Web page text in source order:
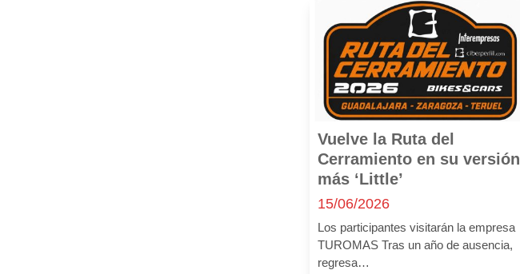
Vuelve la Ruta del
Cerramiento en su versión
más ‘Little’
15/06/2026
Los participantes visitarán la empresa
TUROMAS Tras un año de ausencia,
regresa…